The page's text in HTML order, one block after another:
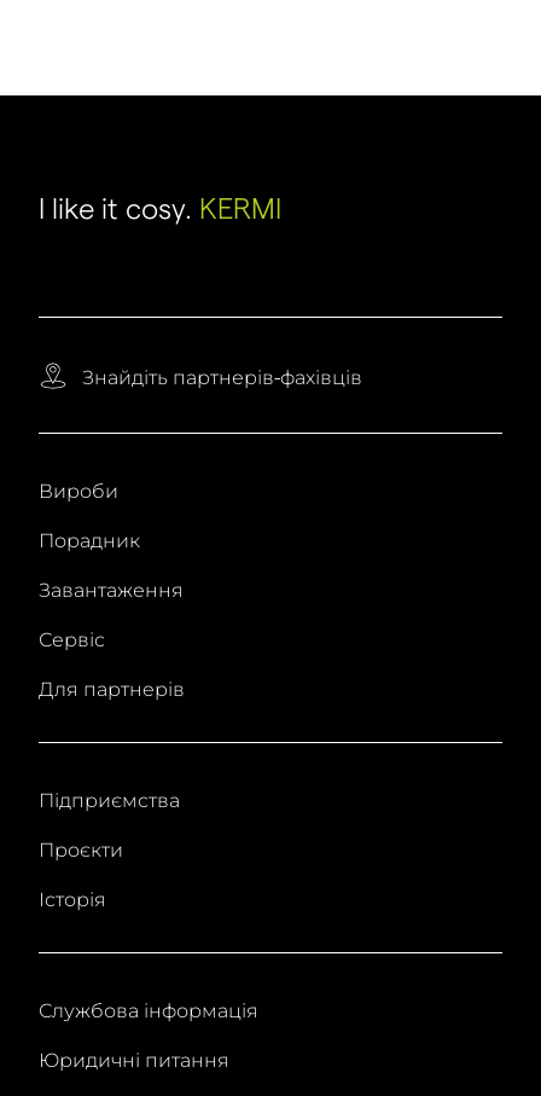
I like it cosy. KERMI
Знайдіть партнерів-фахівців
Вироби
Порадник
Завантаження
Сервіс
Для партнерів
Підприємства
Проєкти
Історія
Службова інформація
Юридичні питання